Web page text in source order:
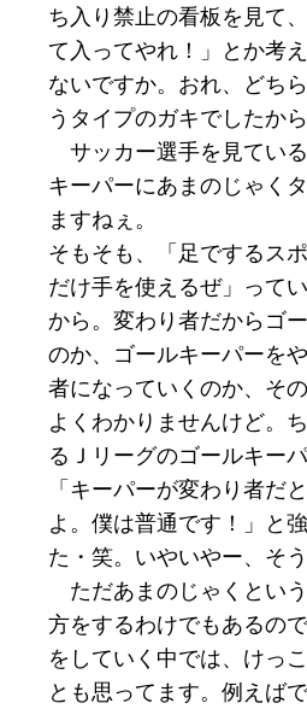
ち入り禁止の看板を見て
て入ってやれ！」とか考
ないですか。おれ、どち
うタイプのガキでしたから
サッカー選手を見てい
キーパーにあまのじゃく
ますねぇ。
そもそも、「足でするス
だけ手を使えるぜ」って
から。変わり者だからゴ
のか、ゴールキーパーを
者になっていくのか、そ
よくわかりませんけど。
るＪリーグのゴールキー
「キーパーが変わり者だ
よ。僕は普通です！」と
た・笑。いやいやー、そ
ただあまのじゃくとい
方をするわけでもあるの
をしていく中では、けっ
とも思ってます。例えば